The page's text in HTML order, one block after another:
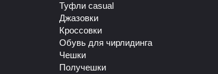
Туфли casual
Джазовки
Кроссовки
Обувь для чирлидинга
Чешки
Получешки